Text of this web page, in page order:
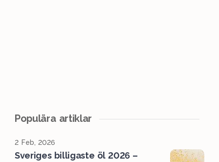
Populära artiklar
2 Feb, 2026
Sveriges billigaste öl 2026 –